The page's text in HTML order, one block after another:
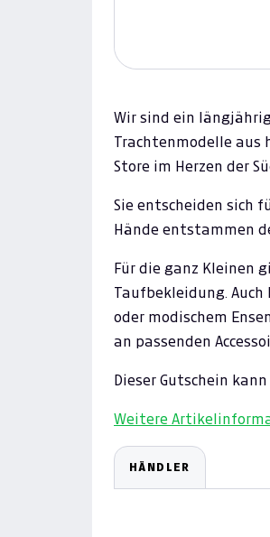
Wir sind ein
Trachtenmodelle aus
Store im Herzen der
Sie entscheiden sich
Hände entstammen
Für die ganz Kleinen
Taufbekleidung.
oder modischem
an passenden
Dieser Gutschein
Weitere
HÄNDLER